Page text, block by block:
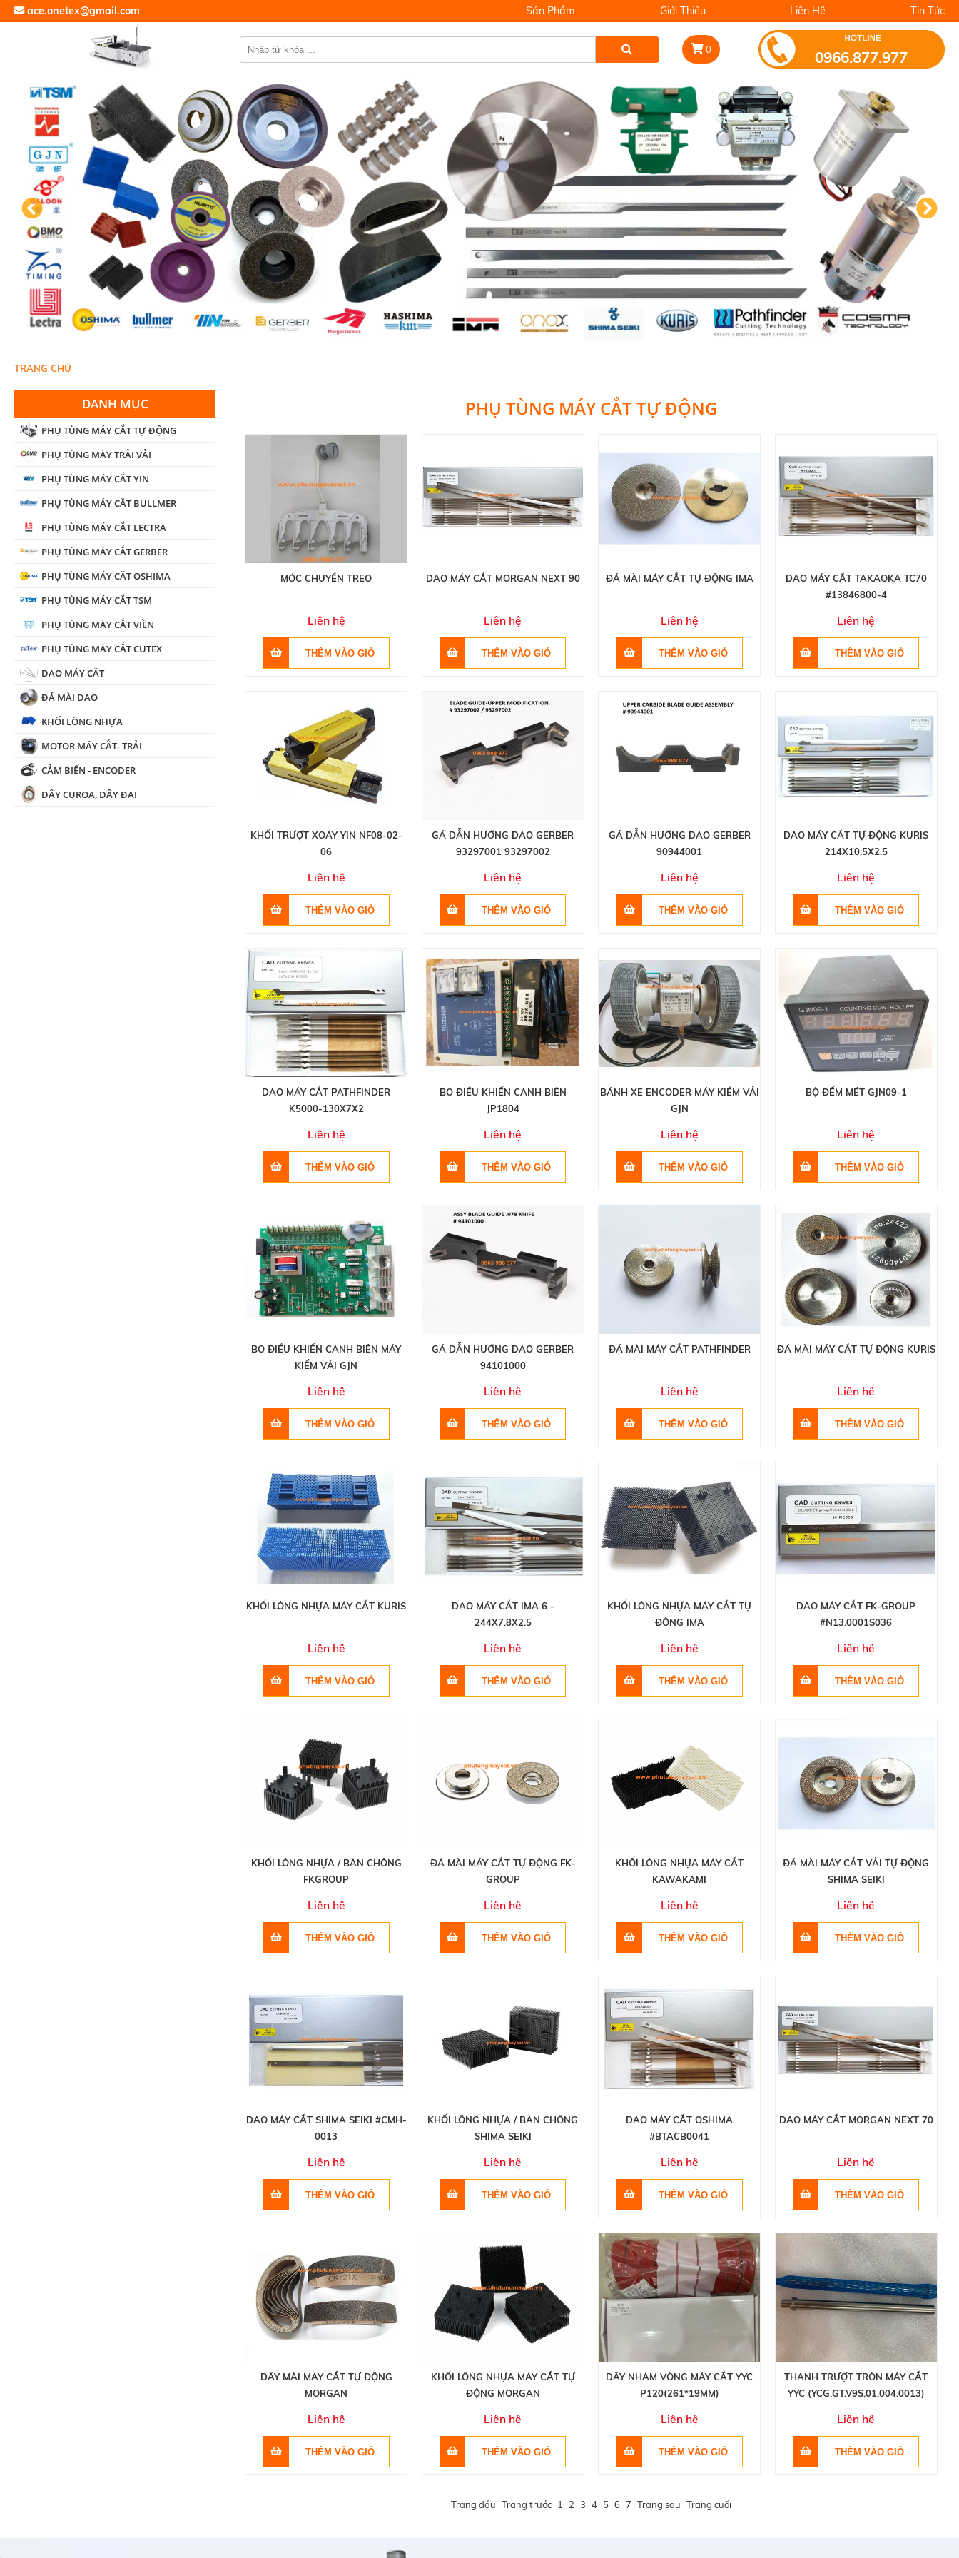
ace.onetex@gmail.com Sản Phẩm Giới Thiệu Liên Hệ Tin Tức
0 0966.877.977
TRANG CHỦ
DANH MỤC
PHỤ TÙNG MÁY CẮT TỰ ĐỘNG
PHỤ TÙNG MÁY TRẢI VẢI
PHỤ TÙNG MÁY CẮT YIN
PHỤ TÙNG MÁY CẮT BULLMER
PHỤ TÙNG MÁY CẮT LECTRA
PHỤ TÙNG MÁY CẮT GERBER
PHỤ TÙNG MÁY CẮT OSHIMA
PHỤ TÙNG MÁY CẮT TSM
PHỤ TÙNG MÁY CẮT VIỀN
PHỤ TÙNG MÁY CẮT CUTEX
DAO MÁY CẮT
ĐÁ MÀI DAO
KHỐI LÔNG NHỰA
MOTOR MÁY CẮT- TRẢI
CẢM BIẾN - ENCODER
DÂY CUROA, DÂY ĐAI
PHỤ TÙNG MÁY CẮT TỰ ĐỘNG
MÓC CHUYỀN TREO
Liên hệ
DAO MÁY CẮT MORGAN NEXT 90
Liên hệ
ĐÁ MÀI MÁY CẮT TỰ ĐỘNG IMA
Liên hệ
DAO MÁY CẮT TAKAOKA TC70
#13846800-4
Liên hệ
KHỐI TRƯỢT XOAY YIN NF08-02-
06
Liên hệ
GÁ DẪN HƯỚNG DAO GERBER
93297001 93297002
Liên hệ
GÁ DẪN HƯỚNG DAO GERBER
90944001
Liên hệ
DAO MÁY CẮT TỰ ĐỘNG KURIS
214X10.5X2.5
Liên hệ
DAO MÁY CẮT PATHFINDER
K5000-130X7X2
Liên hệ
BO ĐIỀU KHIỂN CANH BIÊN
JP1804
Liên hệ
BÁNH XE ENCODER MÁY KIỂM VẢI
GJN
Liên hệ
BỘ ĐẾM MÉT GJN09-1
Liên hệ
BO ĐIỀU KHIỂN CANH BIÊN MÁY
KIỂM VẢI GJN
Liên hệ
GÁ DẪN HƯỚNG DAO GERBER
94101000
Liên hệ
ĐÁ MÀI MÁY CẮT PATHFINDER
Liên hệ
ĐÁ MÀI MÁY CẮT TỰ ĐỘNG KURIS
Liên hệ
KHỐI LÔNG NHỰA MÁY CẮT KURIS
Liên hệ
DAO MÁY CẮT IMA 6 -
244X7.8X2.5
Liên hệ
KHỐI LÔNG NHỰA MÁY CẮT TỰ
ĐỘNG IMA
Liên hệ
DAO MÁY CẮT FK-GROUP
#N13.0001S036
Liên hệ
KHỐI LÔNG NHỰA / BÀN CHÔNG
FKGROUP
Liên hệ
ĐÁ MÀI MÁY CẮT TỰ ĐỘNG FK-
GROUP
Liên hệ
KHỐI LÔNG NHỰA MÁY CẮT
KAWAKAMI
Liên hệ
ĐÁ MÀI MÁY CẮT VẢI TỰ ĐỘNG
SHIMA SEIKI
Liên hệ
DAO MÁY CẮT SHIMA SEIKI #CMH-
0013
Liên hệ
KHỐI LÔNG NHỰA / BÀN CHÔNG
SHIMA SEIKI
Liên hệ
DAO MÁY CẮT OSHIMA
#BTACB0041
Liên hệ
DAO MÁY CẮT MORGAN NEXT 70
Liên hệ
DÂY MÀI MÁY CẮT TỰ ĐỘNG
MORGAN
Liên hệ
KHỐI LÔNG NHỰA MÁY CẮT TỰ
ĐỘNG MORGAN
Liên hệ
DÂY NHÁM VÒNG MÁY CẮT YYC
P120(261*19MM)
Liên hệ
THANH TRƯỢT TRÒN MÁY CẮT
YYC (YCG.GT.V9S.01.004.0013)
Liên hệ
Trang đầu Trang trước 1 2 3 4 5 6 7 Trang sau Trang cuối